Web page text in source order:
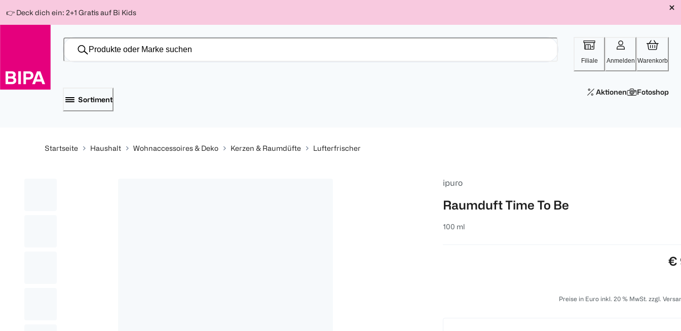
-10%
Für
150 Ös
-15%
Für
300 Ös
-20%
Für
500 Ös
zum
👉 Deck dich ein: 2+1 Gratis auf Bi Kids
Filiale Anmelden Warenkorb
Sortiment
Aktionen Fotoshop
Startseite Haushalt Wohnaccessoires & Deko Kerzen & Raumdüfte Lufterfrischer
ipuro
Raumduft Time To Be
100 ml
€
Preise in Euro inkl. 20 % MwSt. zzgl.